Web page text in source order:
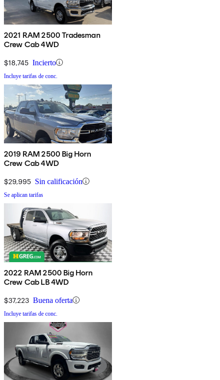
2021 RAM 2500 Tradesman
Crew Cab 4WD
$18,745 Incierto
Incluye tarifas de conc.
2019 RAM 2500 Big Horn
Crew Cab 4WD
$29,995 Sin calificación
Se aplican tarifas
2022 RAM 2500 Big Horn
Crew Cab LB 4WD
$37,223 Buena oferta
Incluye tarifas de conc.